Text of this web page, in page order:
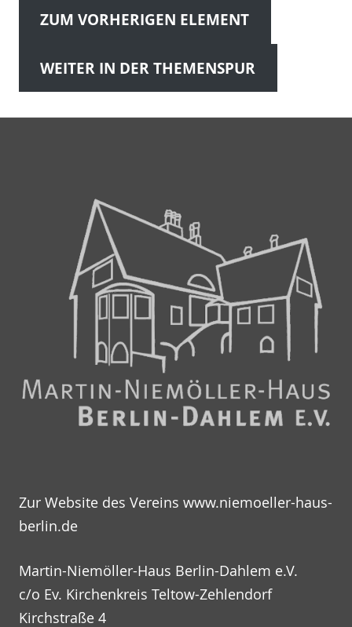
ZUM VORHERIGEN ELEMENT
WEITER IN DER THEMENSPUR
Zur Website des Vereins www.niemoeller-haus-
berlin.de
Martin-Niemöller-Haus Berlin-Dahlem e.V.
c/o Ev. Kirchenkreis Teltow-Zehlendorf
Kirchstraße 4